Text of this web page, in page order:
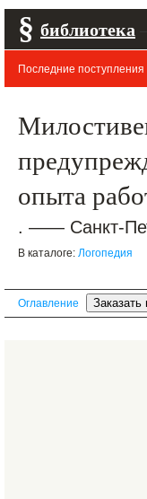
§ библиотека
Последние поступления
опыта
. —— Санкт-
В каталоге: Логопедия
Оглавление